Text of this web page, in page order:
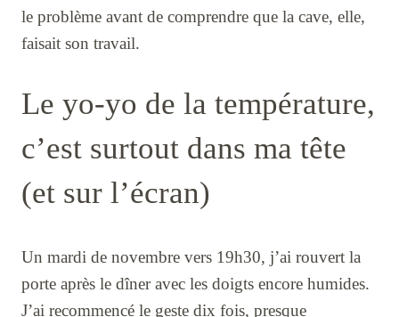
le problème avant de comprendre que la cave, elle,
faisait son travail.
Le yo-yo de la température,
c’est surtout dans ma tête
(et sur l’écran)
Un mardi de novembre vers 19h30, j’ai rouvert la
porte après le dîner avec les doigts encore humides.
J’ai recommencé le geste dix fois, presque